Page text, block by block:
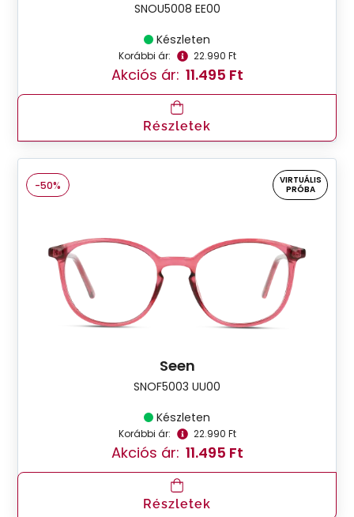
SNOU5008 EE00
Készleten
Korábbi ár: 22.990 Ft
Akciós ár: 11.495 Ft
Részletek
-50%
VIRTUÁLIS
PRÓBA
Seen
SNOF5003 UU00
Készleten
Korábbi ár: 22.990 Ft
Akciós ár: 11.495 Ft
Részletek